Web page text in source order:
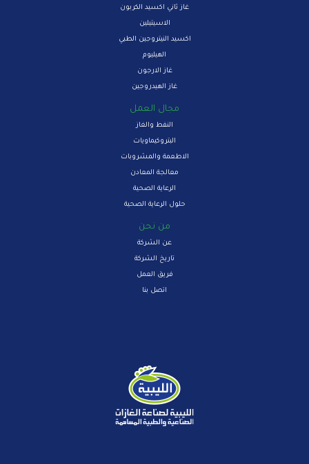
غاز ثاني اكسيد الكربون
الاسيتيلين
اكسيد النيتروجين الطبي
الهيليوم
غاز الارجون
غاز الهيدروجين
مجال العمل
النفط والغاز
البتروكيماويات
الاطعمة والمشروبات
معالجة المعادن
الرعاية الصحية
حلول الرعاية الصحية
من نحن
عن الشركة
تاريخ الشركة
فريق العمل
اتصل بنا